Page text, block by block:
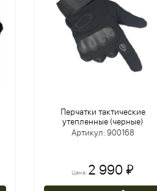
Перчатки тактические
утепленные (черные)
Артикул: 900168
Цена: 2 990 ₽